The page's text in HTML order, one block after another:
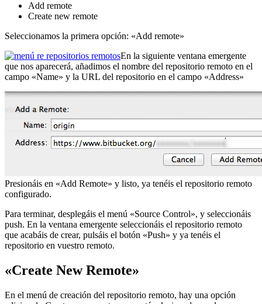
Add remote
Create new remote
Seleccionamos la primera opción: «Add remote»
En la siguiente ventana emergente
que nos aparecerá, añadimos el nombre del repositorio remoto en el
campo «Name» y la URL del repositorio en el campo «Address»
Presionáis en «Add Remote» y listo, ya tenéis el repositorio remoto
configurado.
Para terminar, desplegáis el menú «Source Control», y seleccionáis
push. En la ventana emergente seleccionáis el repositorio remoto
que acabáis de crear, pulsáis el botón «Push» y ya tenéis el
repositorio en vuestro remoto.
«Create New Remote»
En el menú de creación del repositorio remoto, hay una opción